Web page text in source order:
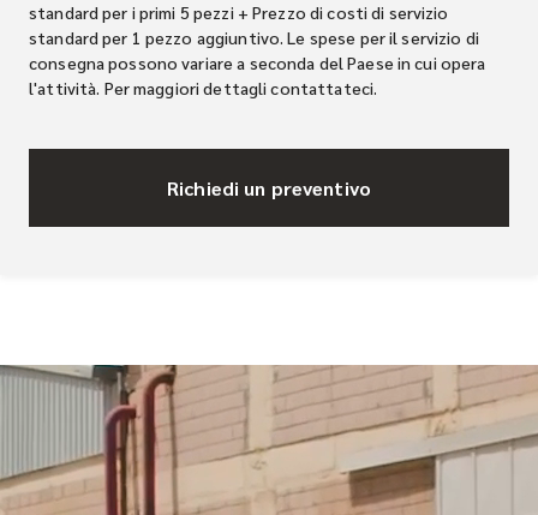
standard per i primi 5 pezzi + Prezzo di costi di servizio
standard per 1 pezzo aggiuntivo. Le spese per il servizio di
consegna possono variare a seconda del Paese in cui opera
l'attività. Per maggiori dettagli contattateci.
Richiedi un preventivo